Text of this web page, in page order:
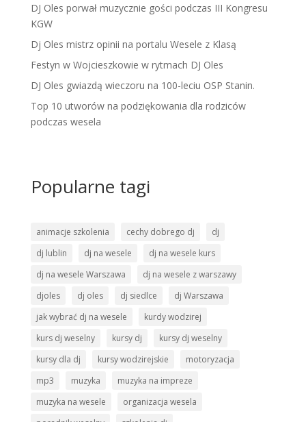
DJ Oles porwał muzycznie gości podczas III Kongresu
KGW
Dj Oles mistrz opinii na portalu Wesele z Klasą
Festyn w Wojcieszkowie w rytmach DJ Oles
DJ Oles gwiazdą wieczoru na 100-leciu OSP Stanin.
Top 10 utworów na podziękowania dla rodziców
podczas wesela
Popularne tagi
animacje szkolenia cechy dobrego dj
dj
dj lublin
dj na wesele
dj na wesele kurs
dj na wesele Warszawa
dj na wesele z warszawy
djoles
dj oles dj siedlce
dj Warszawa
jak wybrać dj na wesele
kurdy wodzirej
kurs dj weselny
kursy dj
kursy dj weselny
kursy dla dj
kursy wodzirejskie
motoryzacja
mp3
muzyka
muzyka na impreze
muzyka na wesele
organizacja wesela